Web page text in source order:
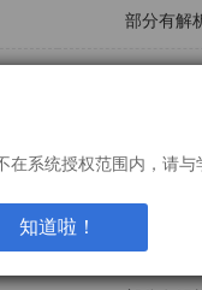
系统授权范围内，请与
知道啦！
部分有解